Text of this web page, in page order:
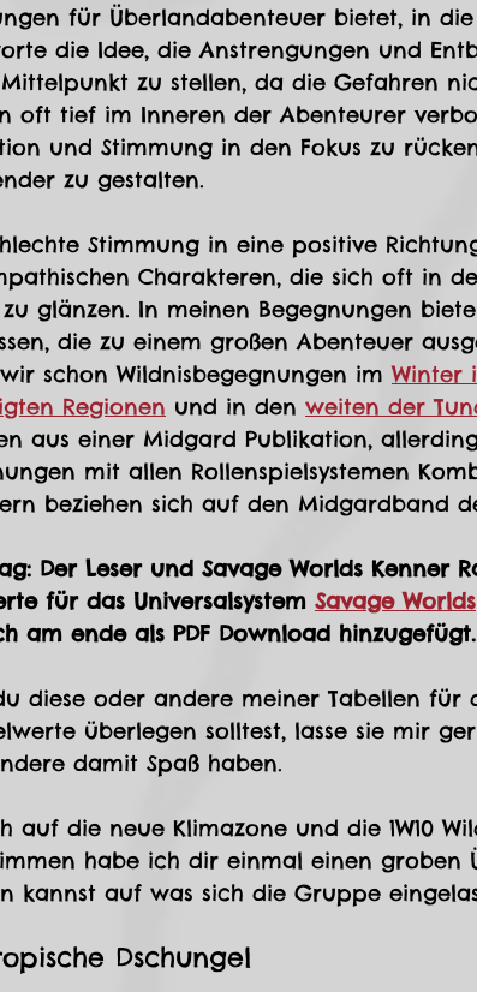
für Überlandabenteuer bietet, in
die Idee, die Anstrengungen und
zu stellen, da die Gefahren
oft tief im Inneren der Abenteurer
und Stimmung in den Fokus zu
zu gestalten.
Stimmung in eine positive
Charakteren, die sich oft in
glänzen. In meinen Begegnungen
die zu einem großen Abenteuer
schon Wildnisbegegnungen im Winter
Regionen und in den weiten der
aus einer Midgard Publikation,
mit allen Rollenspielsystemen
beziehen sich auf den Midgardband
Der Leser und Savage Worlds Kenner
für das Universalsystem Savage Worlds
am ende als PDF Download
diese oder andere meiner Tabellen für
überlegen solltest, lasse sie mir
damit Spaß haben.
auf die neue Klimazone und die 1W10
habe ich dir einmal einen groben
kannst auf was sich die Gruppe
Dschungel